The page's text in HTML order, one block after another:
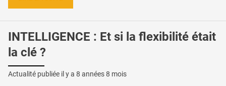
INTELLIGENCE : Et si la flexibilité était
la clé ?
Actualité publiée il y a 8 années 8 mois